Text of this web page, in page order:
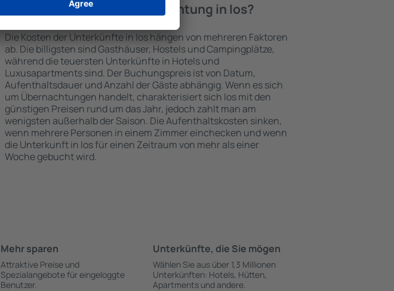
Wie viel kostet eine Übernachtung in Ios?
Die Kosten der Unterkünfte in Ios hängen von mehreren Faktoren
ab. Die billigsten sind Gasthäuser, Hostels und Campingplätze,
während die teuersten Unterkünfte in Hotels und
Luxusapartments sind. Der Buchungspreis ist von Datum,
Aufenthaltsdauer und Anzahl der Gäste abhängig. Wenn es sich
um Übernachtungen handelt, charakterisiert sich Ios mit den
günstigen Preisen rund um das Jahr, jedoch zahlt man am
wenigsten außerhalb der Saison. Die Aufenthaltskosten sinken,
wenn mehrere Personen in einem Zimmer einchecken und wenn
die Unterkunft in Ios für einen Zeitraum von mehr als einer
Woche gebucht wird.
Mehr sparen
Attraktive Preise und
Spezialangebote für eingeloggte
Benutzer.
Unterkünfte, die Sie mögen
Wählen Sie aus über 1,3 Millionen
Unterkünften: Hotels, Hütten,
Apartments und andere.